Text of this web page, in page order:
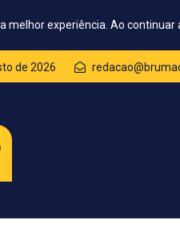
melhor experiência. Ao continuar
de 2026